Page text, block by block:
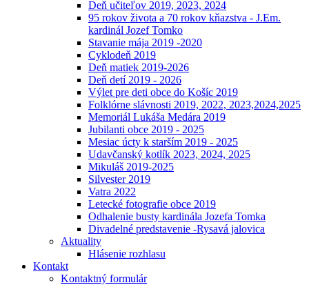
Deň učiteľov 2019, 2023, 2024
95 rokov života a 70 rokov kňazstva - J.Em.
kardinál Jozef Tomko
Stavanie mája 2019 -2020
Cyklodeň 2019
Deň matiek 2019-2026
Deň detí 2019 - 2026
Výlet pre deti obce do Košíc 2019
Folklórne slávnosti 2019, 2022, 2023,2024,2025
Memoriál Lukáša Medára 2019
Jubilanti obce 2019 - 2025
Mesiac úcty k starším 2019 - 2025
Udavčanský kotlík 2023, 2024, 2025
Mikuláš 2019-2025
Silvester 2019
Vatra 2022
Letecké fotografie obce 2019
Odhalenie busty kardinála Jozefa Tomka
Divadelné predstavenie -Rysavá jalovica
Aktuality
Hlásenie rozhlasu
Kontakt
Kontaktný formulár